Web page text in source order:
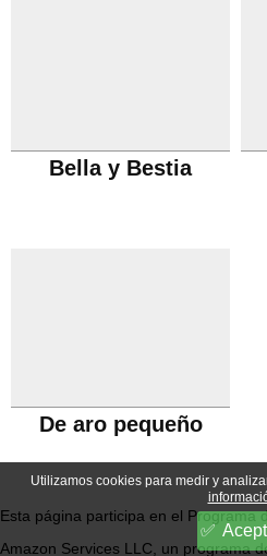
Bella y Bestia
De aro pequeño
Esta página participa en el Programa
Amazon Services LLC, un programa
Utilizamos cookies para medir y